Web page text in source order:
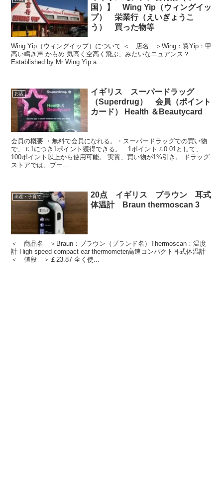
国）】 Wing Yip（ウィングイッ
プ） 栄業行（えいぎょうこ
う） 買った物等
Wing Yip（ウィングイップ）について ＜ 店名 ＞Wing：翼Yip：甲
高い鳴き声 かもめ 気高く空高く飛ぶ、みたいなニュアンス？
Established by Mr Wing Yip a...
お店
イギリス スーパードラッグ
（Superdrug） 会員（ポイント
カード） Health ＆Beautycard
会員の概要 ・無料で会員になれる。・スーパードラッグでの買い物
で、￡1につき1ポイント獲得できる。 1ポイント￡0.01として、
100ポイント以上から使用可能。 実質、買い物が1%引き。 ドラッグ
ストアでは、ブー...
出産・子育て
20点 イギリス ブラウン 耳式
体温計 Braun thermoscan 3
＜ 商品名 ＞Braun：ブラウン（ブランド名）Thermoscan：温度
計 High speed compact ear thermometer高速コンパクト耳式体温計
＜ 値段 ＞￡23.87 全く使...